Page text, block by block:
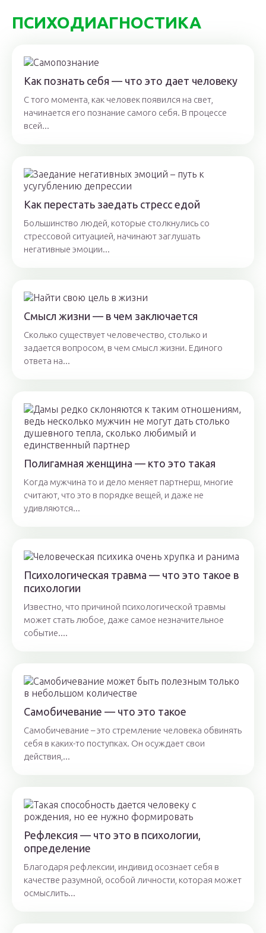
ПСИХОДИАГНОСТИКА
Как познать себя — что это дает человеку
С того момента, как человек появился на свет,
начинается его познание самого себя. В процессе
всей...
Как перестать заедать стресс едой
Большинство людей, которые столкнулись со
стрессовой ситуацией, начинают заглушать
негативные эмоции...
Смысл жизни — в чем заключается
Сколько существует человечество, столько и
задается вопросом, в чем смысл жизни. Единого
ответа на...
Полигамная женщина — кто это такая
Когда мужчина то и дело меняет партнерш, многие
считают, что это в порядке вещей, и даже не
удивляются...
Психологическая травма — что это такое в
психологии
Известно, что причиной психологической травмы
может стать любое, даже самое незначительное
событие....
Самобичевание — что это такое
Самобичевание – это стремление человека обвинять
себя в каких-то поступках. Он осуждает свои
действия,...
Рефлексия — что это в психологии,
определение
Благодаря рефлексии, индивид осознает себя в
качестве разумной, особой личности, которая может
осмыслить...